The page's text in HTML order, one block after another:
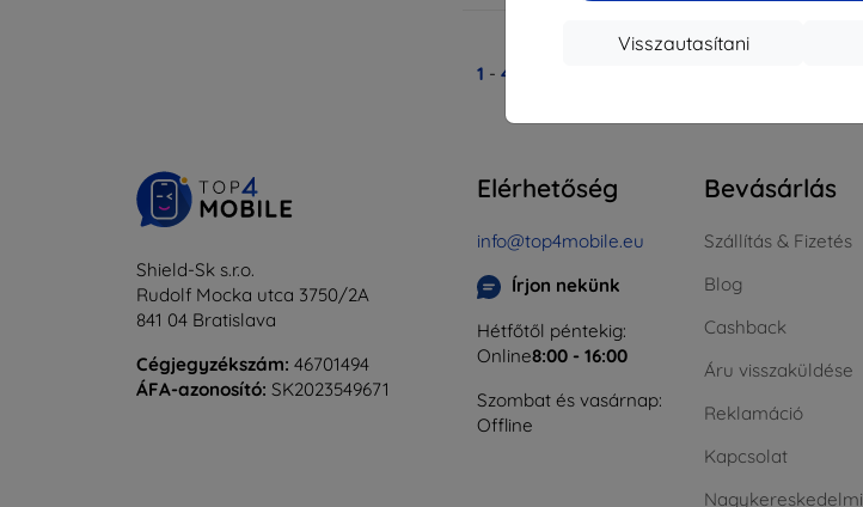
Visszautasítani
1 - 4
Shield-Sk s.r.o.
Rudolf Mocka utca 3750/2A
841 04 Bratislava
Cégjegyzékszám: 46701494
ÁFA-azonosító: SK2023549671
Elérhetőség
info@top4mobile.eu
Írjon nekünk
Hétfőtől péntekig:
Online8:00 - 16:00
Szombat és vasárnap:
Offline
Bevásárlás
Szállítás & Fizetés
Blog
Cashback
Áru visszaküldése
Reklamáció
Kapcsolat
Nagykereskedelmi